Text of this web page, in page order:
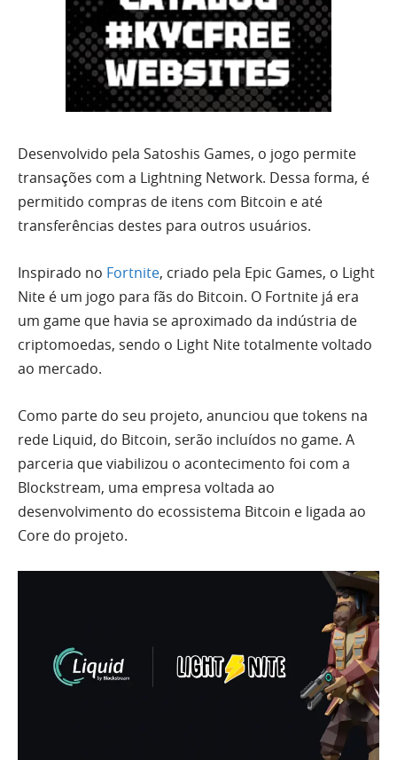
Desenvolvido pela Satoshis Games, o jogo permite
transações com a Lightning Network. Dessa forma, é
permitido compras de itens com Bitcoin e até
transferências destes para outros usuários.
Inspirado no Fortnite, criado pela Epic Games, o Light
Nite é um jogo para fãs do Bitcoin. O Fortnite já era
um game que havia se aproximado da indústria de
criptomoedas, sendo o Light Nite totalmente voltado
ao mercado.
Como parte do seu projeto, anunciou que tokens na
rede Liquid, do Bitcoin, serão incluídos no game. A
parceria que viabilizou o acontecimento foi com a
Blockstream, uma empresa voltada ao
desenvolvimento do ecossistema Bitcoin e ligada ao
Core do projeto.